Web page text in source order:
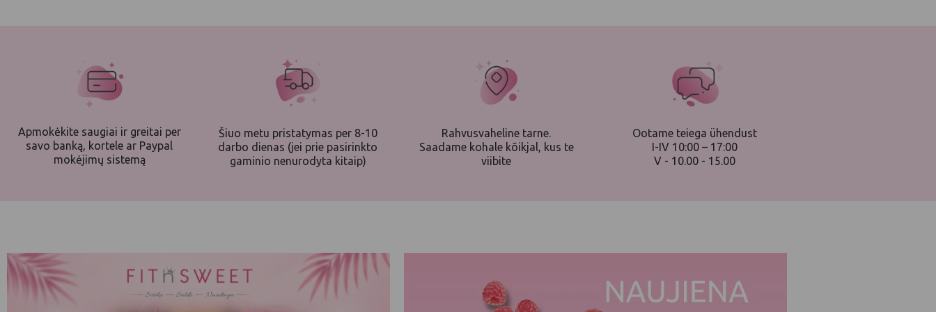
Apmokėkite saugiai ir greitai per
savo banką, kortele ar Paypal
mokėjimų sistemą
Šiuo metu pristatymas per 8-10
darbo dienas (jei prie pasirinkto
gaminio nenurodyta kitaip)
Rahvusvaheline tarne.
Saadame kohale kõikjal, kus te
viibite
Ootame teiega ühendust
I-IV 10:00 – 17:00
V - 10.00 - 15.00